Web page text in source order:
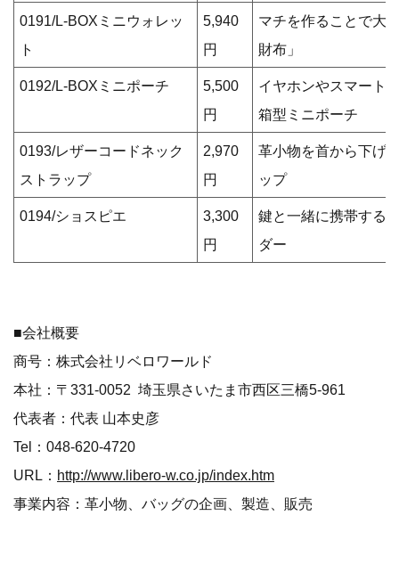
0191/L-BOXミニウォレッ
ト
5,940
円
マチを作ることで大
財布」
0192/L-BOXミニポーチ
5,500
円
イヤホンやスマート
箱型ミニポーチ
0193/レザーコードネック
ストラップ
2,970
円
革小物を首から下げ
ップ
0194/ショスピエ
3,300
円
鍵と一緒に携帯する
ダー
■会社概要
商号：株式会社リベロワールド
本社：〒331-0052 埼玉県さいたま市西区三橋5-961
代表者：代表 山本史彦
Tel：048-620-4720
URL： http://www.libero-w.co.jp/index.htm
事業内容：革小物、バッグの企画、製造、販売